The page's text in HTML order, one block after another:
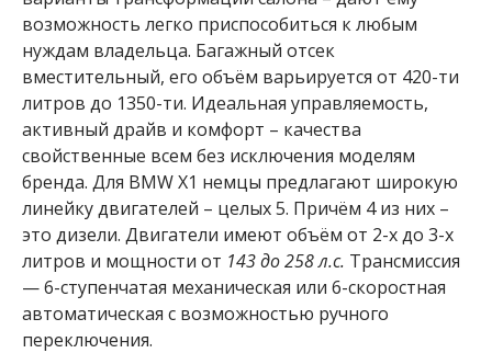
возможность легко приспособиться к любым
нуждам владельца. Багажный отсек
вместительный, его объём варьируется от 420-ти
литров до 1350-ти. Идеальная управляемость,
активный драйв и комфорт – качества
свойственные всем без исключения моделям
бренда. Для BMW X1 немцы предлагают широкую
линейку двигателей – целых 5. Причём 4 из них –
это дизели. Двигатели имеют объём от 2-х до 3-х
литров и мощности от 143 до 258 л.с. Трансмиссия
— 6-ступенчатая механическая или 6-скоростная
автоматическая с возможностью ручного
переключения.